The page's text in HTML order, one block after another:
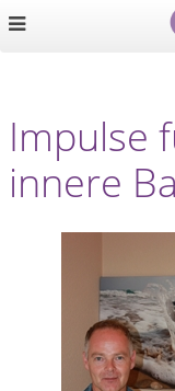
Impulse
innere